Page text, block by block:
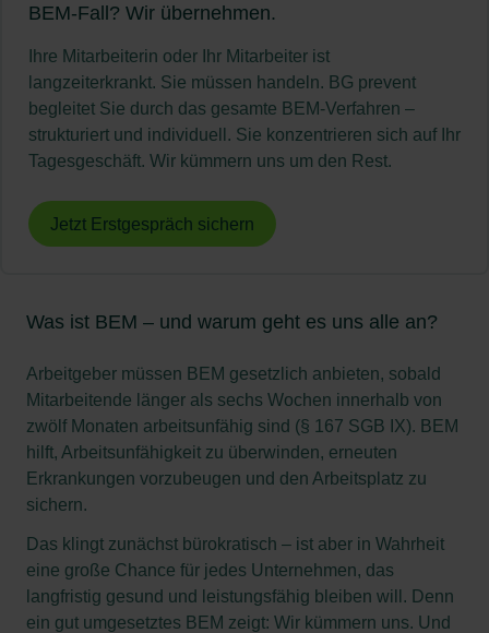
BEM-Fall? Wir übernehmen.
Ihre Mitarbeiterin oder Ihr Mitarbeiter ist
langzeiterkrankt. Sie müssen handeln. BG prevent
begleitet Sie durch das gesamte BEM-Verfahren –
strukturiert und individuell. Sie konzentrieren sich auf Ihr
Tagesgeschäft. Wir kümmern uns um den Rest.
Jetzt Erstgespräch sichern
Was ist BEM – und warum geht es uns alle an?
Arbeitgeber müssen BEM gesetzlich anbieten, sobald
Mitarbeitende länger als sechs Wochen innerhalb von
zwölf Monaten arbeitsunfähig sind (§ 167 SGB IX). BEM
hilft, Arbeitsunfähigkeit zu überwinden, erneuten
Erkrankungen vorzubeugen und den Arbeitsplatz zu
sichern.
Das klingt zunächst bürokratisch – ist aber in Wahrheit
eine große Chance für jedes Unternehmen, das
langfristig gesund und leistungsfähig bleiben will. Denn
ein gut umgesetztes BEM zeigt: Wir kümmern uns. Und